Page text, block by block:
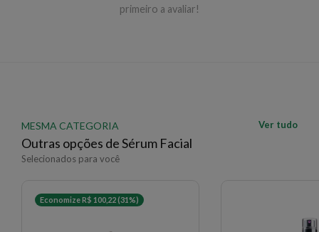
primeiro a avaliar!
MESMA CATEGORIA
Outras opções de Sérum Facial
Selecionados para você
Ver tudo
Economize R$ 100,22 (31%)